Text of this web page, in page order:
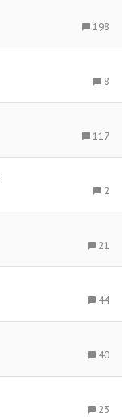
198
8
117
2
21
44
40
23